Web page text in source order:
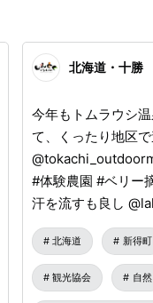
北海道・十勝
今年もトムラウシ温泉線
て、くったり地区
#体験農園 #ベリー摘み バスに乗って、くった
汗を流すも良し
ガンケ バスに乗って、岩松ダムからの放流に乗る、ラ
フティングを見学
フティング バスに乗って、トムラウシ地区にある『山
の交流館とむら』
北海道 新得町
観光協会 自然